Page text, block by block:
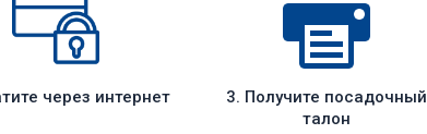
через интернет
3. Получите посадочный
талон